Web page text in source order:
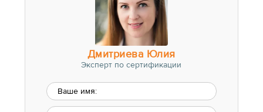
Дмитриева Юлия
Эксперт по сертификации